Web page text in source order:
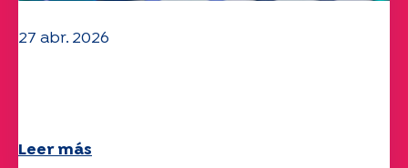
27 abr. 2026
Leer más